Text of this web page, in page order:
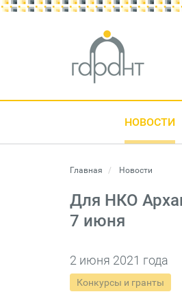
НОВОСТИ
Главная Новости
Для НКО
7 июня
2 июня 2021 года
Конкурсы и гранты